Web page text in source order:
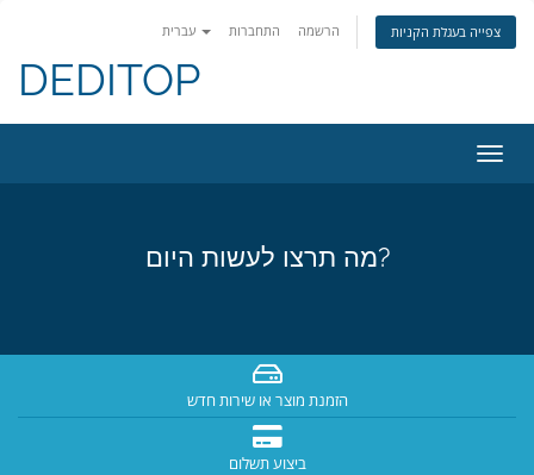
התחברות הרשמה צפייה בעגלת הקניות
DEDITOP
ניווט
מה תרצו לעשות היום?
הזמנת מוצר או שירות חדש
ביצוע תשלום